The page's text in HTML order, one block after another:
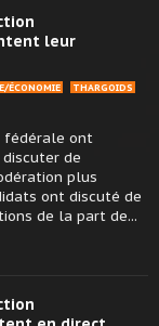
leur
ÉCONOMIE
THARGOIDS
fédérale ont
de
plus
ont discuté de
de la part de...